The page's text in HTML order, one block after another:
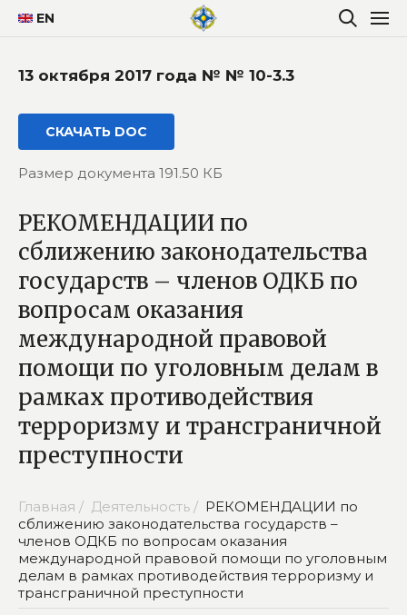
EN
13 октября 2017 года № № 10-3.3
СКАЧАТЬ DOC
Размер документа 191.50 КБ
РЕКОМЕНДАЦИИ по
сближению законодательства
государств – членов ОДКБ по
вопросам оказания
международной правовой
помощи по уголовным делам в
рамках противодействия
терроризму и трансграничной
преступности
Главная / Деятельность / РЕКОМЕНДАЦИИ по
сближению законодательства государств –
членов ОДКБ по вопросам оказания
международной правовой помощи по уголовным
делам в рамках противодействия терроризму и
трансграничной преступности